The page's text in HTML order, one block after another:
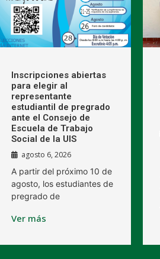
Inscripciones abiertas
para elegir al
representante
estudiantil de pregrado
ante el Consejo de
Escuela de Trabajo
Social de la UIS
agosto 6, 2026
A partir del próximo 10 de
agosto, los estudiantes de
pregrado de
Ver más